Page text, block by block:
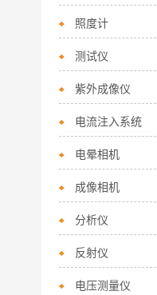
照度计
测试仪
紫外成像仪
电流注入系统
电晕相机
成像相机
分析仪
反射仪
电压测量仪